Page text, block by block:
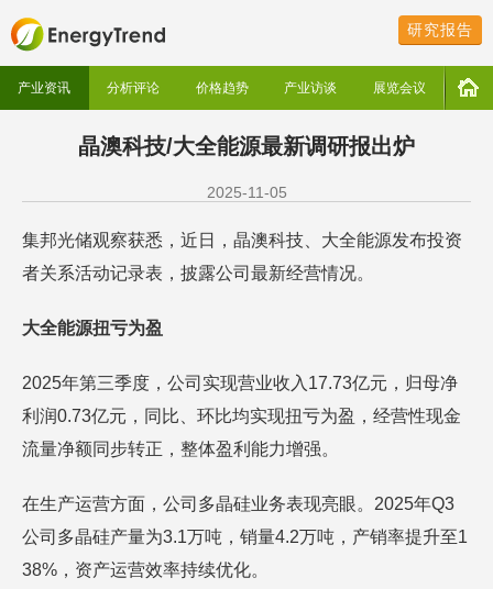
研究报告
产业资讯 分析评论 价格趋势 产业访谈 展览会议
晶澳科技/大全能源最新调研报出炉
2025-11-05
集邦光储观察获悉，近日，晶澳科技、大全能源发布投资
者关系活动记录表，披露公司最新经营情况。
大全能源扭亏为盈
2025年第三季度，公司实现营业收入17.73亿元，归母净
利润0.73亿元，同比、环比均实现扭亏为盈，经营性现金
流量净额同步转正，整体盈利能力增强。
在生产运营方面，公司多晶硅业务表现亮眼。2025年Q3
公司多晶硅产量为3.1万吨，销量4.2万吨，产销率提升至1
38%，资产运营效率持续优化。